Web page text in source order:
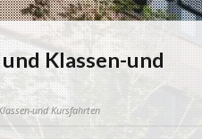
Klassen-und
und Kursfahrten